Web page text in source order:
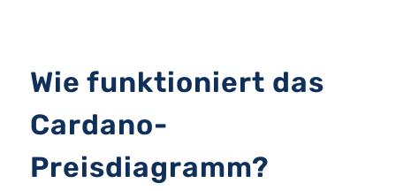
Wie funktioniert das
Cardano-
Preisdiagramm?